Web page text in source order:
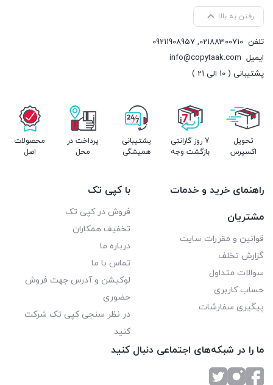
رفتن به بالا
تلفن 02188300710
,
09211908957
ایمیل info@copytaak.com
پشتیبانی ( 10 الی 21 )
تحویل
اکسپرس
7 روز گارانتی
بازگشت وجه
پشتیبانی
همیشگی
پرداخت در
محل
محصولات
اصل
راهنمای خرید و خدمات
مشتریان
قوانین و مقررات سایت
گزارش تخلف
سوالات متداول
حساب کاربری
پیگیری سفارشات
با کپی تک
فروش در کپی تک
تخفیف همکاران
درباره ما
تماس با ما
لوکیشن و آدرس جهت فروش
حضوری
در نظر سنجی کپی تک شرکت
کنید
ما را در شبکه‌های اجتماعی دنبال کنید